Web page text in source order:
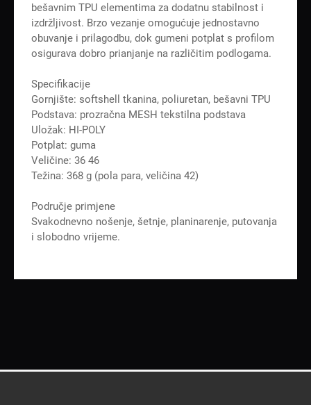
bešavnim TPU elementima za dodatnu stabilnost i
izdržljivost. Brzo vezanje omogućuje jednostavno
obuvanje i prilagodbu, dok gumeni potplat s profilom
osigurava dobro prianjanje na različitim podlogama.
Specifikacije
Gornjište: softshell tkanina, poliuretan, bešavni TPU
Podstava: prozračna MESH tekstilna podstava
Uložak: HI-POLY
Potplat: guma
Veličine: 36 46
Težina: 368 g (pola para, veličina 42)
Područje primjene
Svakodnevno nošenje, šetnje, planinarenje, putovanja
i slobodno vrijeme.